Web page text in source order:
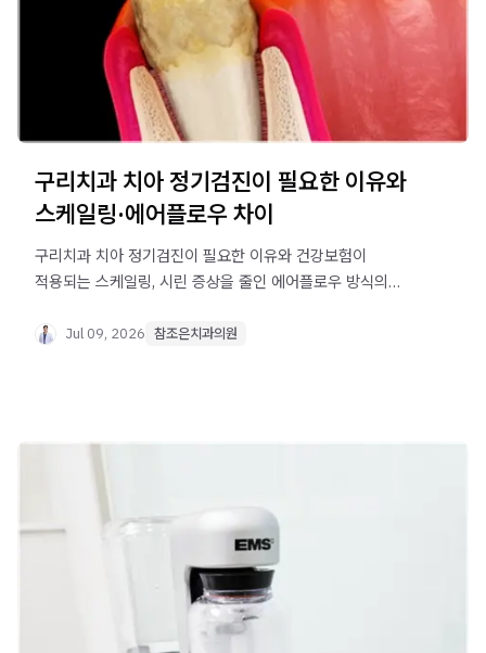
구리치과 치아 정기검진이 필요한 이유와
스케일링·에어플로우 차이
구리치과 치아 정기검진이 필요한 이유와 건강보험이
적용되는 스케일링, 시린 증상을 줄인 에어플로우 방식의
중요한 이유를 확인해 보세요.
Jul 09, 2026 참조은치과의원